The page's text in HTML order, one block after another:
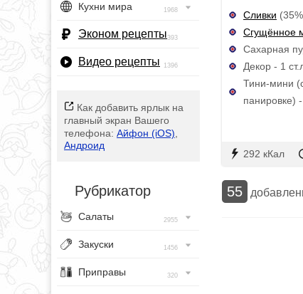
Кухни мира 1968
Эконом рецепты393
Видео рецепты 1396
Как добавить ярлык на
главный экран Вашего
телефона: Айфон (iOS)
Андроид
Рубрикатор
Салаты 2955
Закуски 1456
Приправы 320
Сливки
Сгущённое
Сахарная
Декор - 1
Тини-мини
панировке) -
292 кКал
55